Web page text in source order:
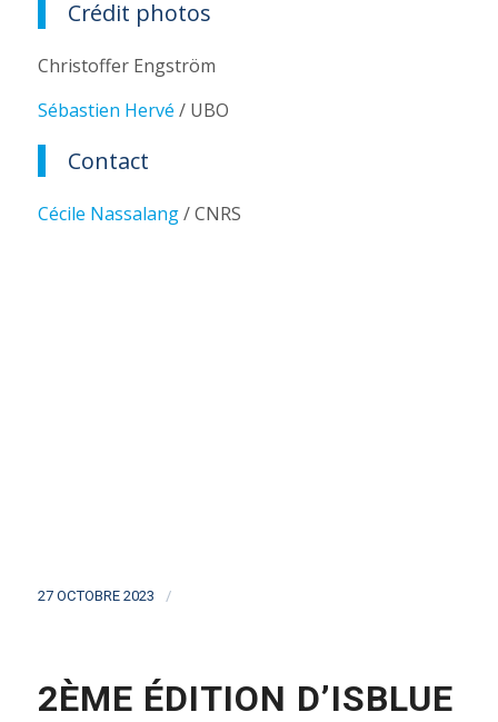
Crédit photos
Christoffer Engström
Sébastien Hervé / UBO
Contact
Cécile Nassalang/ CNRS
27 OCTOBRE 2023 /
2ÈME ÉDITION D’ISBLUE